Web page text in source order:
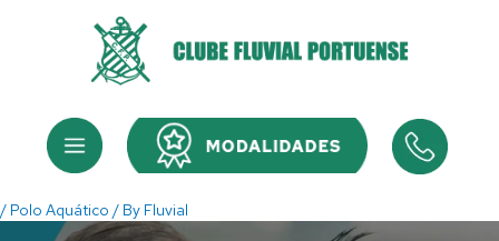
Menu Menu
/ Polo Aquático / By Fluvial